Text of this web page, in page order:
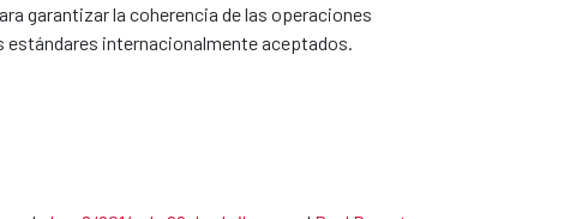
garantizar la coherencia de las operaciones
internacionalmente aceptados.